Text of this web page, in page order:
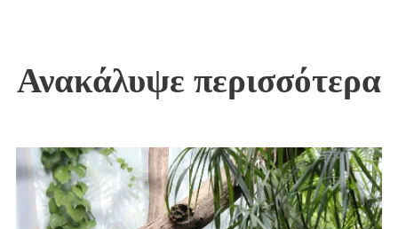
Ανακάλυψε περισσότερα